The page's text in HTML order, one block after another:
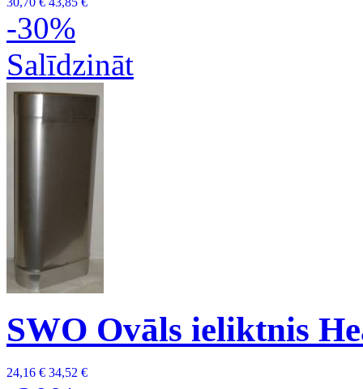
-30%
Salīdzināt
SWO Ovāls ieliktnis
24,16 € 34,52 €